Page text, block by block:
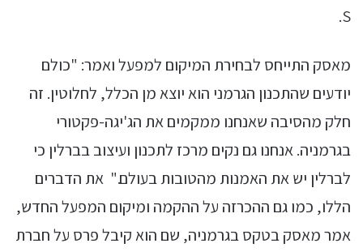
S.
מאסק התייחס לבחירת המיקום למפעל ואמר: "כולם
יודעים שהתכנון הגרמני הוא יוצא מן הכלל, לחלוטין. זה
חלק מהסיבה שאנחנו ממקמים את הג'יגה-פקטורי
בגרמניה. אנחנו גם נקים מרכז לתכנון ועיצוב בברלין כי
לברלין יש את האמנות מהטובות בעולם." את הדברים
הללו, כמו גם ההכרזה על ההקמה ומיקום המפעל החדש,
אמר מאסק בטקס בגרמניה, שם הוא קיבל פרס על חברת